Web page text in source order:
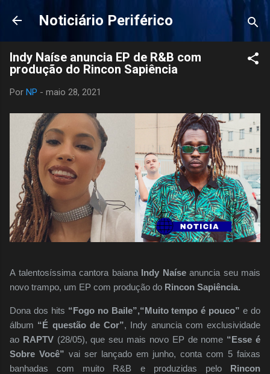
Pular para o conteúdo principal
Noticiário Periférico
Indy Naíse anuncia EP de R&B com
produção do Rincon Sapiência
Por NP - maio 28, 2021
A talentosíssima cantora baiana Indy Naíseanuncia seu mais
novo trampo, um EP com produção do Rincon Sapiência.
Dona dos hits “Fogo no Baile”,“Muito tempo é pouco” e do
álbum “É questão de Cor”, Indy anuncia com exclusividade
ao RAPTV(28/05), que seu mais novo EP de nome “Esse é
Sobre Você” vai ser lançado em junho, conta com 5 faixas
banhadas com muito R&B e produzidas pelo Rincon